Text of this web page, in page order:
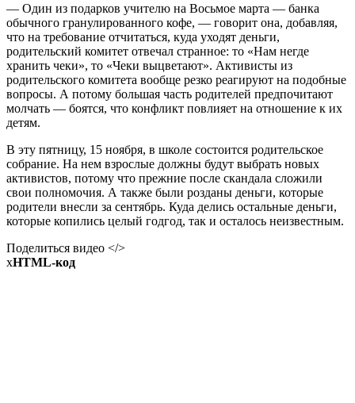
— Один из подарков учителю на Восьмое марта — банка
обычного гранулированного кофе, — говорит она, добавляя,
что на требование отчитаться, куда уходят деньги,
родительский комитет отвечал странное: то «Нам негде
хранить чеки», то «Чеки выцветают». Активисты из
родительского комитета вообще резко реагируют на подобные
вопросы. А потому большая часть родителей предпочитают
молчать — боятся, что конфликт повлияет на отношение к их
детям.
В эту пятницу, 15 ноября, в школе состоится родительское
собрание. На нем взрослые должны будут выбрать новых
активистов, потому что прежние после скандала сложили
свои полномочия. А также были розданы деньги, которые
родители внесли за сентябрь. Куда делись остальные деньги,
которые копились целый годгод, так и осталось неизвестным.
Поделиться видео </>
xHTML-код